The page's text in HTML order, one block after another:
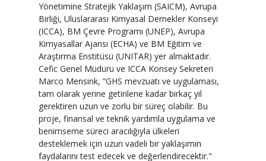
Yönetimine Stratejik Yaklaşım (SAICM), Avrupa
Birliği, Uluslararası Kimyasal Dernekler Konseyi
(ICCA), BM Çevre Programı (UNEP), Avrupa
Kimyasallar Ajansı (ECHA) ve BM Eğitim ve
Araştırma Enstitüsü (UNITAR) yer almaktadır.
Cefic Genel Müdürü ve ICCA Konsey Sekreteri
Marco Mensink, “GHS mevzuatı ve uygulaması,
tam olarak yerine getirilene kadar birkaç yıl
gerektiren uzun ve zorlu bir süreç olabilir. Bu
proje, finansal ve teknik yardımla uygulama ve
benimseme süreci aracılığıyla ülkeleri
desteklemek için uzun vadeli bir yaklaşımın
faydalarını test edecek ve değerlendirecektir."